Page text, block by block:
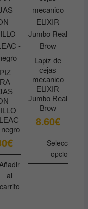
€
Añadir
al
carrito
Lapiz de
cejas
mecanico
ELIXIR
Jumbo Real
Brow
8.60€
Seleccionar
opciones